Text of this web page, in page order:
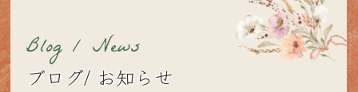
Blog / News
ブログ/ お知らせ